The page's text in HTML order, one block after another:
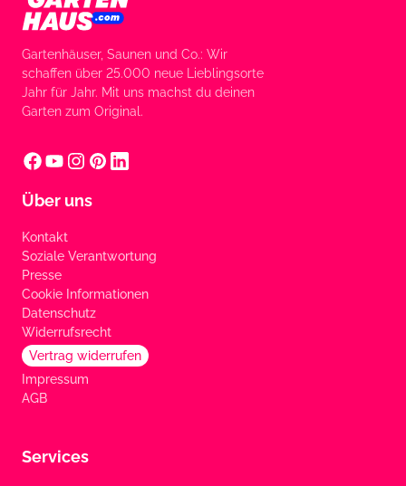
Gartenhäuser, Saunen und Co.: Wir
schaffen über 25.000 neue Lieblingsorte
Jahr für Jahr. Mit uns machst du deinen
Garten zum Original.
Über uns
Kontakt
Soziale Verantwortung
Presse
Cookie Informationen
Datenschutz
Widerrufsrecht
Vertrag widerrufen
Impressum
AGB
Services